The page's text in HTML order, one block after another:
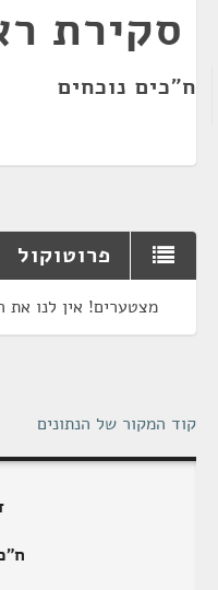
סקירת
ח"כים נוכחים
פרוטוקול
מצטערים! אין לנו את
קוד המקור של הנתונים